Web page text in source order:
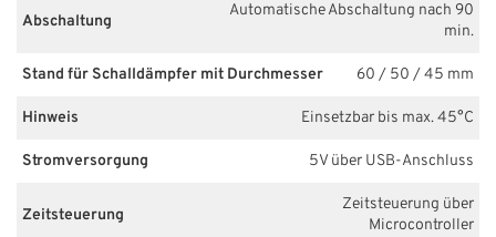
Abschaltung
Automatische Abschaltung nach 90
min.
Stand für Schalldämpfer mit Durchmesser 60 / 50 / 45 mm
Hinweis Einsetzbar bis max. 45°C
Stromversorgung 5V über USB-Anschluss
Zeitsteuerung
Zeitsteuerung über
Microcontroller